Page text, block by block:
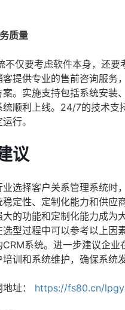
质量
不仅要考虑软件本身，还要
客提供专业的售前咨询服务
。实施支持包括系统安装
统顺利上线。24/7的技术支
行。
议
选择客户关系管理系统时
定性、定制化能力和供应
的功能和定制化能力成为
型过程中可以参考以上因
CRM系统。进一步建议企业
训和系统维护，确保系统
址： https://fs80.cn/